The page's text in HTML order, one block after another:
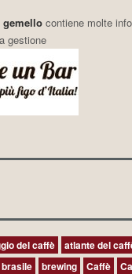
gemellocontiene molte
gestione
del caffè atlante del
brasile brewing Caffè